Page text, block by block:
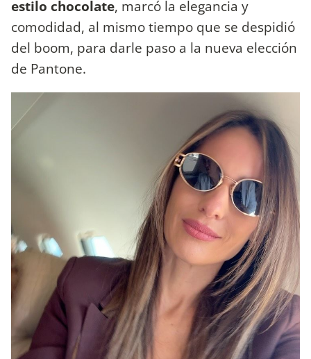
estilo chocolate, marcó la elegancia y
comodidad, al mismo tiempo que se despidió
del boom, para darle paso a la nueva elección
de Pantone.